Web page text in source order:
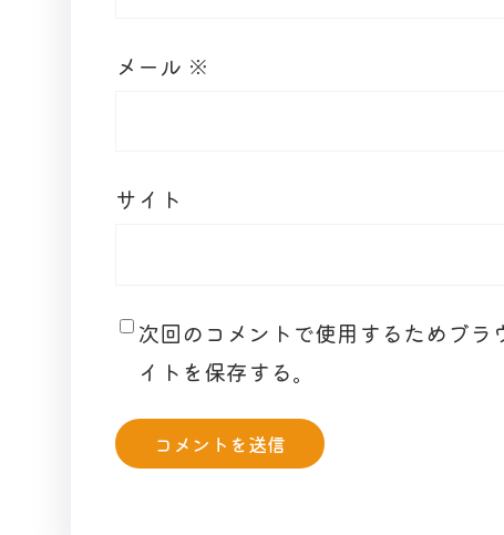
メール ※
サイト
次回のコメントで使用するためブ
イトを保存する。